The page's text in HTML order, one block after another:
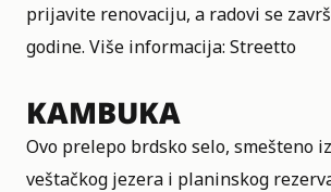
prijavite renovaciju, a radovi se
godine. Više informacija: Streetto
KAMBUKA
Ovo prelepo brdsko selo, smešteno
veštačkog jezera i planinskog